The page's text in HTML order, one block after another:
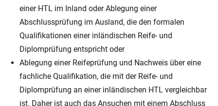
einer HTL im Inland oder Ablegung einer
Abschlussprüfung im Ausland, die den formalen
Qualifikationen einer inländischen Reife- und
Diplomprüfung entspricht oder
Ablegung einer Reifeprüfung und Nachweis über eine
fachliche Qualifikation, die mit der Reife- und
Diplomprüfung an einer inländischen HTL vergleichbar
ist. Daher ist auch das Ansuchen mit einem Abschluss